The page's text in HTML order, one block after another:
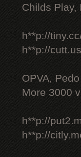
Childs Play,
h**p://
h**p://
OPVA,
More 3000
h**p://
h**p://